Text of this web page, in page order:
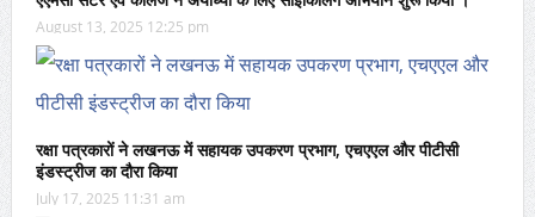
August 13, 2025 12:25 pm
रक्षा पत्रकारों ने लखनऊ में सहायक उपकरण प्रभाग, एचएएल और पीटीसी
इंडस्ट्रीज का दौरा किया
July 17, 2025 11:31 am